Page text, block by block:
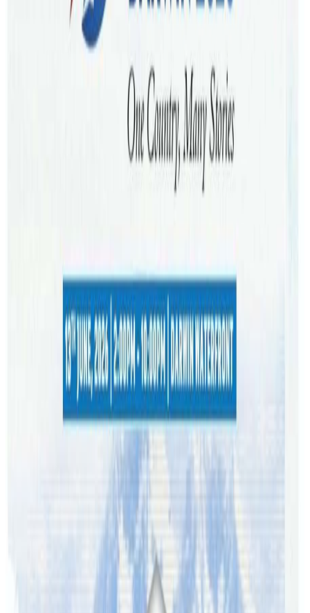
ब्रिजबेन, अष्ट्रेलिया । एमएनटिभी अष्ट्रेलियाद्वारा सञ्चालित अन्तर्राष्ट्रिय
अनलाईन गायन प्रतियोगीता हल अफ फेम सिजन २ को उपाधि
ईलामका टिका मगरले जितेका छन् । शनिबार भएको ग्रान्ड फिनालेमा
दुई प्रतिस्पर्धीलाई पछिपार्दै टिका मगर विजेता बनेका हुन् ।
फाइनलमा टिकासँगै ललितपुरका पूर्ण विक र बुटवलका विजय
सुनारबीच प्रतिस्पर्धा भएको थियो । नारायण गोपालको ’तिमिलाई म के
विजेता बनेसंगै टिकाले १ लाख रूपैँया नगद पुरस्कारसहित ५ लाख
बराबरको प्याकेज प्राप्त गरेका छन् । एउटा गीत र म्युजिक भिडियो
रेकर्डिङ सम्झौता र प्रतियोगिताका तीन जना निर्णायकहरू वरिष्ठ गायक
दीप श्रेष्ठ, कन्दरा ब्याण्डका गायक विवेक श्रेष्ठ र गायिका रजिना
रिमालसँग अष्ट्रेलिया टुर गर्ने अवसर समेत टिकाले प्रप्त गरेका छन् ।
विश्वमा कोरोना महामारीको प्रकोपको मध्यतिरबाट सुरू भएको
अनलाईन प्रतियोगितामा टप ५० मा अफ्रिका, एसिया, अष्ट्रेलिया र
युरोप महादेशमा रहेका नेपाली प्रतिस्पर्धी छनौटमा परेका थिए ।
प्रतिक्रिया, गुनासो, सुझाव र सल्लाह छन् भने कृपया हामीलाई निम्न ईमेलमा
पठाउनुहोला । तपाईंको सहयोगले हामीलाई निष्पक्ष र तटस्थ पत्रकारिता गर्न
info@nepaltube.com.au